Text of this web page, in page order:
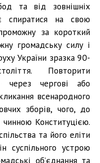
та від зовнішніх
спиратися на свою
за короткий
громадську силу і
України зразка 90-
Повторити
через чергові або
всенародного
зборів, чого, до
Конституцією.
та його еліти
суспільного устрою
об’єднання та